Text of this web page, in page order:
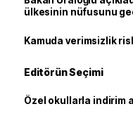
ülkesinin nüfusunu
Kamuda verimsizlik
Editörün Seçimi
Özel okullarla indirim